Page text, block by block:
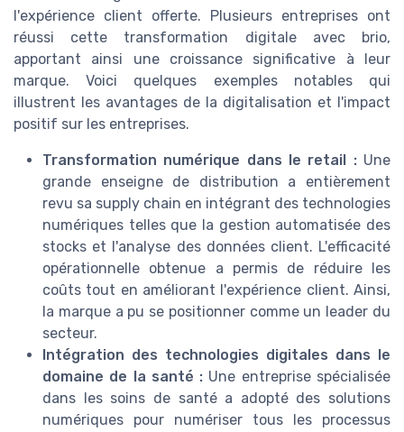
l'expérience client offerte. Plusieurs entreprises ont
réussi cette transformation digitale avec brio,
apportant ainsi une croissance significative à leur
marque. Voici quelques exemples notables qui
illustrent les avantages de la digitalisation et l'impact
positif sur les entreprises.
Transformation numérique dans le retail :Une
grande enseigne de distribution a entièrement
revu sa supply chain en intégrant des technologies
numériques telles que la gestion automatisée des
stocks et l'analyse des données client. L'efficacité
opérationnelle obtenue a permis de réduire les
coûts tout en améliorant l'expérience client. Ainsi,
la marque a pu se positionner comme un leader du
secteur.
Intégration des technologies digitales dans le
domaine de la santé : Une entreprise spécialisée
dans les soins de santé a adopté des solutions
numériques pour numériser tous les processus